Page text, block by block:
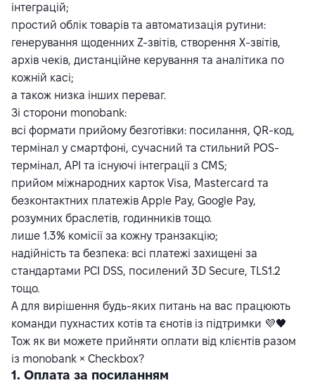
інтеграцій;
простий облік товарів та автоматизація рутини:
генерування щоденних Z-звітів, створення X-звітів,
архів чеків, дистанційне керування та аналітика по
кожній касі;
а також низка інших переваг.
Зі сторони monobank:
всі формати прийому безготівки: посилання, QR-код,
термінал у смартфоні, сучасний та стильний POS-
термінал, API та існуючі інтеграції з CMS;
прийом міжнародних карток Visa, Mastercard та
безконтактних платежів Apple Pay, Google Pay,
розумних браслетів, годинників тощо.
лише 1.3% комісії за кожну транзакцію;
надійність та безпека: всі платежі захищені за
стандартами PCI DSS, посилений 3D Secure, TLS1.2
тощо.
А для вирішення будь-яких питань на вас працюють
команди пухнастих котів та єнотів із підтримки 💜🖤
Тож як ви можете прийняти оплати від клієнтів разом
із monobank × Checkbox?
1. Оплата за посиланням